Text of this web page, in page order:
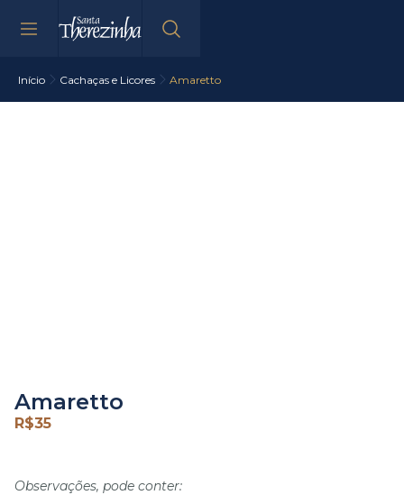
Início Cachaças e Licores Amaretto
Amaretto
R$35
Observações, pode conter: